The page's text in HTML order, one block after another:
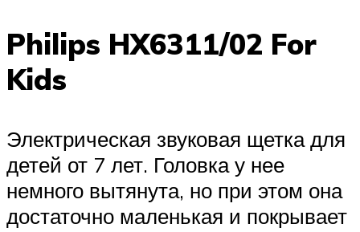
Philips HX6311/02 For
Kids
Электрическая звуковая щетка для
детей от 7 лет. Головка у нее
немного вытянута, но при этом она
достаточно маленькая и покрывает